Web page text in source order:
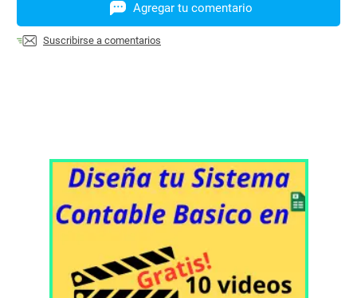
Agregar tu comentario
Suscribirse a comentarios